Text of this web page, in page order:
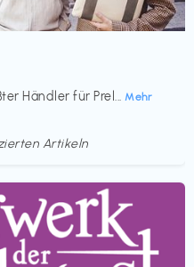
Händler für Prel... Mehr
Artikeln